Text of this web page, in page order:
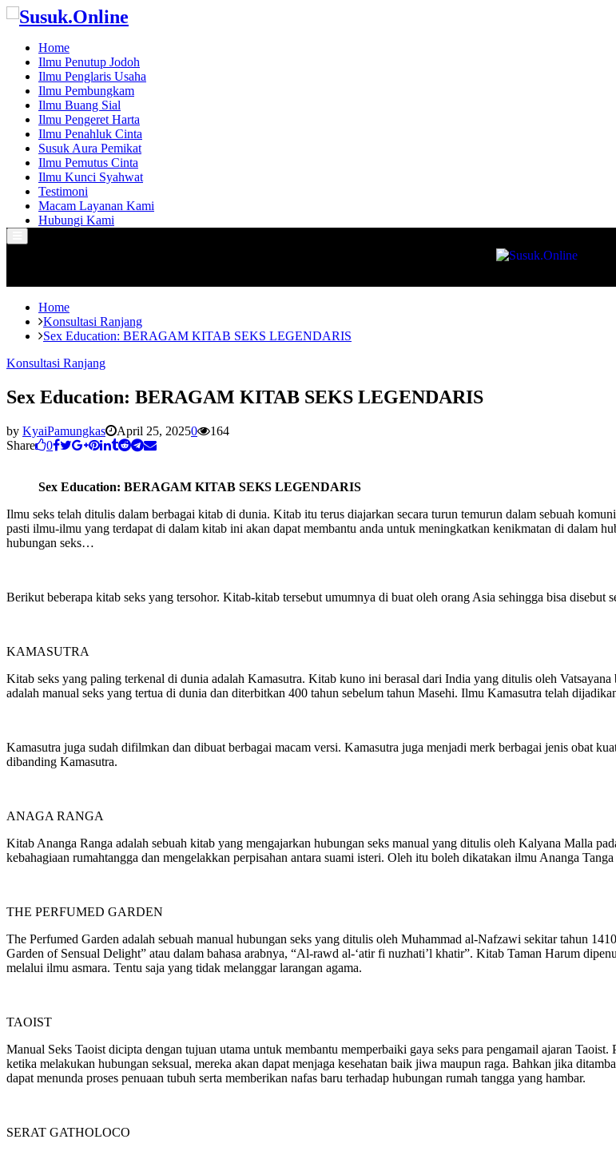
Home
Ilmu Penutup Jodoh
Ilmu Penglaris Usaha
Ilmu Pembungkam
Ilmu Buang Sial
Ilmu Pengeret Harta
Ilmu Penahluk Cinta
Susuk Aura Pemikat
Ilmu Pemutus Cinta
Ilmu Kunci Syahwat
Testimoni
Macam Layanan Kami
Hubungi Kami
Menu
Home
Konsultasi Ranjang
Sex Education: BERAGAM KITAB SEKS LEGENDARIS
Konsultasi Ranjang
Sex Education: BERAGAM KITAB SEKS LEGENDARIS
by KyaiPamungkas April 25, 20250
164
Share
0
Sex Education: BERAGAM KITAB SEKS LEGENDARIS
Ilmu seks telah ditulis dalam berbagai kitab di dunia. Kitab itu terus diajarkan secara turun temurun dalam sebuah
pasti ilmu-ilmu yang terdapat di dalam kitab ini akan dapat membantu anda untuk meningkatkan kenikmatan di dalam
hubungan seks…
Berikut beberapa kitab seks yang tersohor. Kitab-kitab tersebut umumnya di buat oleh orang Asia sehingga bisa disebut
KAMASUTRA
Kitab seks yang paling terkenal di dunia adalah Kamasutra. Kitab kuno ini berasal dari India yang ditulis oleh
adalah manual seks yang tertua di dunia dan diterbitkan 400 tahun sebelum tahun Masehi. Ilmu Kamasutra telah
Kamasutra juga sudah difilmkan dan dibuat berbagai macam versi. Kamasutra juga menjadi merk berbagai jenis obat
dibanding Kamasutra.
ANAGA RANGA
Kitab Ananga Ranga adalah sebuah kitab yang mengajarkan hubungan seks manual yang ditulis oleh Kalyana Malla
kebahagiaan rumahtangga dan mengelakkan perpisahan antara suami isteri. Oleh itu boleh dikatakan ilmu Ananga
THE PERFUMED GARDEN
The Perfumed Garden adalah sebuah manual hubungan seks yang ditulis oleh Muhammad al-Nafzawi sekitar tahun
Garden of Sensual Delight” atau dalam bahasa arabnya, “Al-rawd al-‘atir fi nuzhati’l khatir”. Kitab Taman Harum
melalui ilmu asmara. Tentu saja yang tidak melanggar larangan agama.
TAOIST
Manual Seks Taoist dicipta dengan tujuan utama untuk membantu memperbaiki gaya seks para pengamail ajaran
ketika melakukan hubungan seksual, mereka akan dapat menjaga kesehatan baik jiwa maupun raga. Bahkan jika
dapat menunda proses penuaan tubuh serta memberikan nafas baru terhadap hubungan rumah tangga yang hambar.
SERAT GATHOLOCO